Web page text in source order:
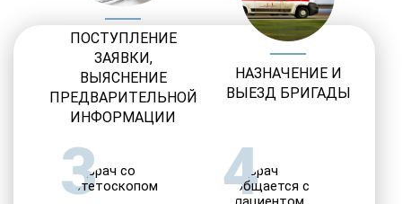
ПОСТУПЛЕНИЕ
ЗАЯВКИ,
ВЫЯСНЕНИЕ
ПРЕДВАРИТЕЛЬНОЙ
ИНФОРМАЦИИ
НАЗНАЧЕНИЕ И
ВЫЕЗД БРИГАДЫ
3 4